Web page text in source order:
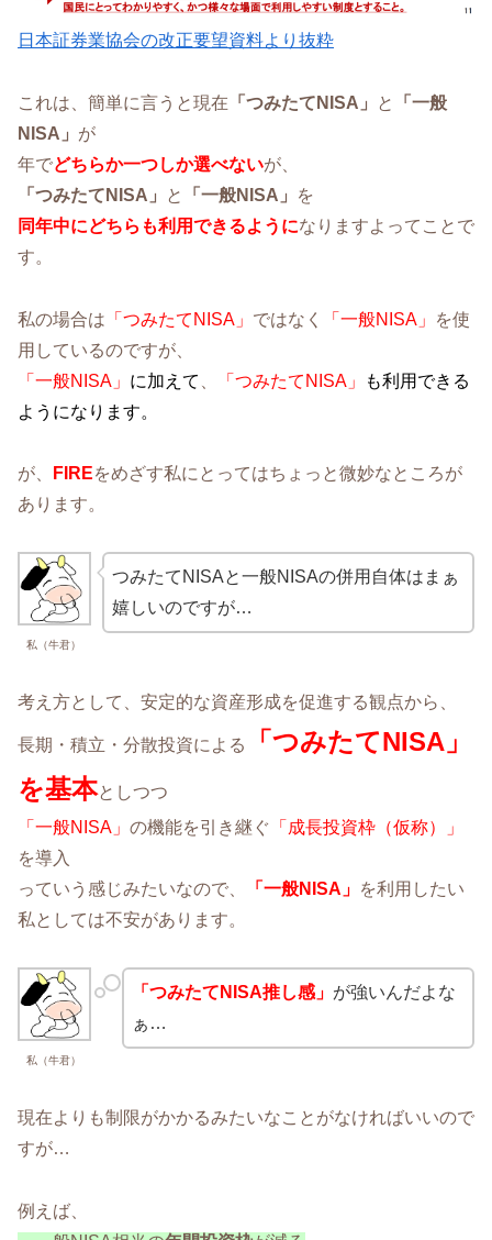
日本証券業協会の改正要望資料より抜粋
これは、簡単に言うと現在 「つみたてNISA」 と
「一般
NISA」 が
年でどちらか一つしか選べないが、
「つみたてNISA」
と 「一般NISA」
を
同年中にどちらも利用できるようになりますよってことで
す。
私の場合は 「つみたてNISA」 ではなく 「一般NISA」
を使
用しているのですが、
「一般NISA」 に加えて 「つみたてNISA」
も利用できる
ようになります。
が、 FIREをめざす私にとってはちょっと微妙なところが
あります。
私（牛君）
つみたてNISAと一般NISAの併用自体はまぁ
嬉しいのですが…
考え方として、安定的な資産形成を促進する観点から、
長期・積立・分散投資による
「つみたてNISA」
を基本としつつ
「一般NISA」 の機能を引き継ぐ 「成長投資枠（仮称）」
を導入
っていう感じみたいなので、
「一般NISA」 を利用したい
私としては不安があります。
私（牛君）
「つみたてNISA推し感」 が強いんだよな
ぁ…
現在よりも制限がかかるみたいなことがなければいいので
すが…
例えば、